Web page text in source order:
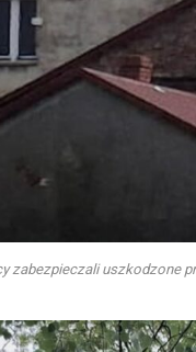
zabezpieczali uszkodzone